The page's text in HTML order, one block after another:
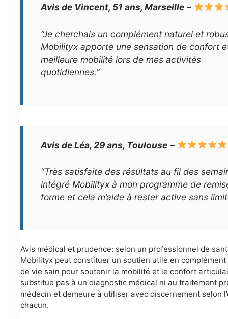
Avis de Vincent, 51 ans, Marseille –
“Je cherchais un complément naturel et
Mobilityx apporte une sensation de confort
meilleure mobilité lors de mes activités
quotidiennes.”
Avis de Léa, 29 ans, Toulouse –
“Très satisfaite des résultats au fil des
intégré Mobilityx à mon programme de
forme et cela m’aide à rester active sans
Avis médical et prudence: selon un professionnel de
Mobilityx peut constituer un soutien utile en complément
de vie sain pour soutenir la mobilité et le confort
substitue pas à un diagnostic médical ni au traitement
médecin et demeure à utiliser avec discernement selon
chacun.